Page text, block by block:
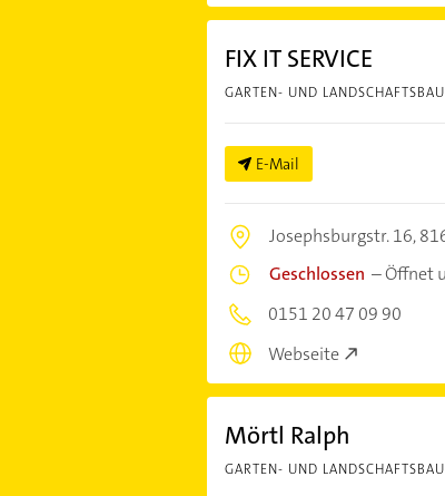
FIX IT SERVICE
GARTEN- UND LANDSCHAFTSBAU
E-Mail
Josephsburgstr. 16,
Geschlossen –Öffnet
0151 20 47 09 90
Webseite
Mörtl Ralph
GARTEN- UND LANDSCHAFTSBAU